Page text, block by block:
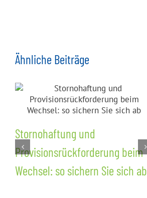
Ähnliche Beiträge
Stornohaftung und
Provisionsrückforderung beim
Wechsel: so sichern Sie sich ab